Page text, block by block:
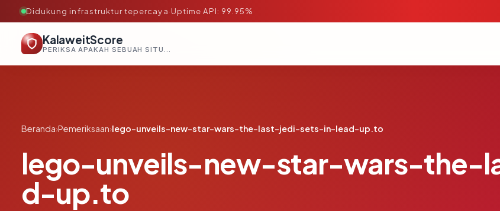
Didukung infrastruktur tepercaya·Uptime API: 99.95%
KalaweitScore
PERIKSA APAKAH SEBUAH SITUS AMAN, TEPERCAYA, DAN TERVERIFIKASI DALAM HITUNGAN DETIK.
Beranda›Pemeriksaan›lego-unveils-new-star-wars-the-last-jedi-sets-in-lead-up.to
lego-unveils-new-star-wars-the-
d-up.to